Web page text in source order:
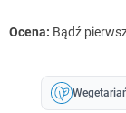
Ocena: Bądź